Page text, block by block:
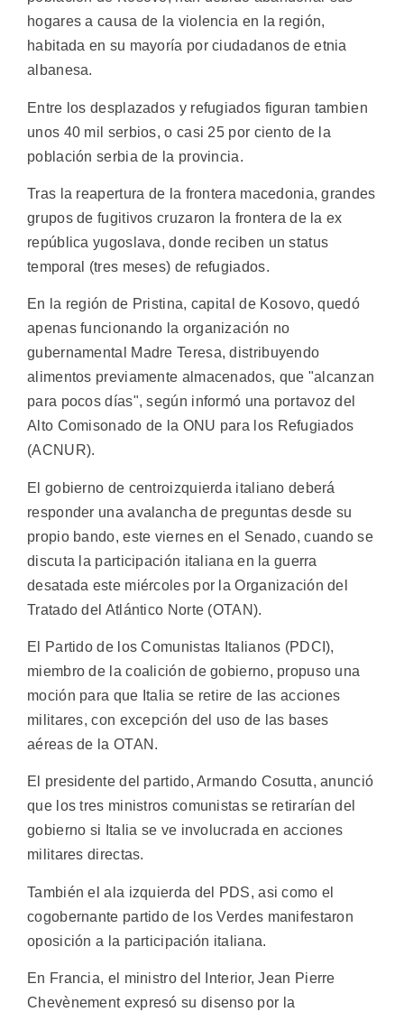
hogares a causa de la violencia en la región,
habitada en su mayoría por ciudadanos de etnia
albanesa.
Entre los desplazados y refugiados figuran tambien
unos 40 mil serbios, o casi 25 por ciento de la
población serbia de la provincia.
Tras la reapertura de la frontera macedonia, grandes
grupos de fugitivos cruzaron la frontera de la ex
república yugoslava, donde reciben un status
temporal (tres meses) de refugiados.
En la región de Pristina, capital de Kosovo, quedó
apenas funcionando la organización no
gubernamental Madre Teresa, distribuyendo
alimentos previamente almacenados, que "alcanzan
para pocos días", según informó una portavoz del
Alto Comisonado de la ONU para los Refugiados
(ACNUR).
El gobierno de centroizquierda italiano deberá
responder una avalancha de preguntas desde su
propio bando, este viernes en el Senado, cuando se
discuta la participación italiana en la guerra
desatada este miércoles por la Organización del
Tratado del Atlántico Norte (OTAN).
El Partido de los Comunistas Italianos (PDCI),
miembro de la coalición de gobierno, propuso una
moción para que Italia se retire de las acciones
militares, con excepción del uso de las bases
aéreas de la OTAN.
El presidente del partido, Armando Cosutta, anunció
que los tres ministros comunistas se retirarían del
gobierno si Italia se ve involucrada en acciones
militares directas.
También el ala izquierda del PDS, asi como el
cogobernante partido de los Verdes manifestaron
oposición a la participación italiana.
En Francia, el ministro del Interior, Jean Pierre
Chevènement expresó su disenso por la